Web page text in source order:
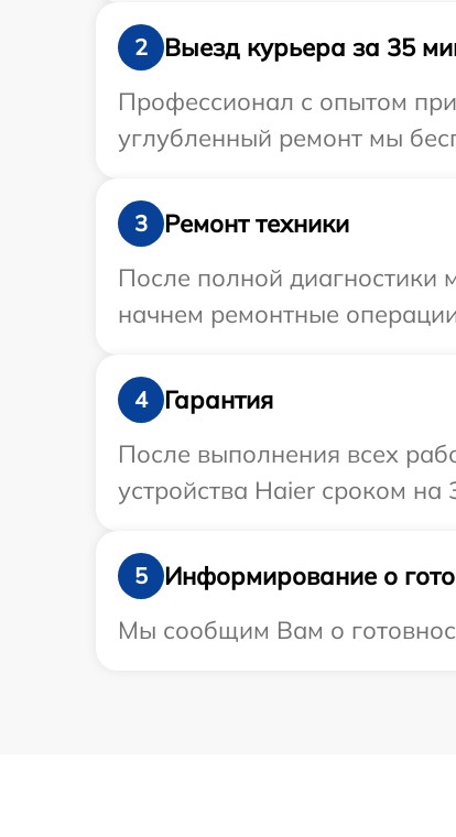
2
Выезд курьера за 35
Профессионал с опытом
углубленный ремонт мы
3
Ремонт техники
После полной диагностики
начнем ремонтные
4
Гарантия
После выполнения всех
устройства Haier сроком на
5
Информирование о
Мы сообщим Вам о